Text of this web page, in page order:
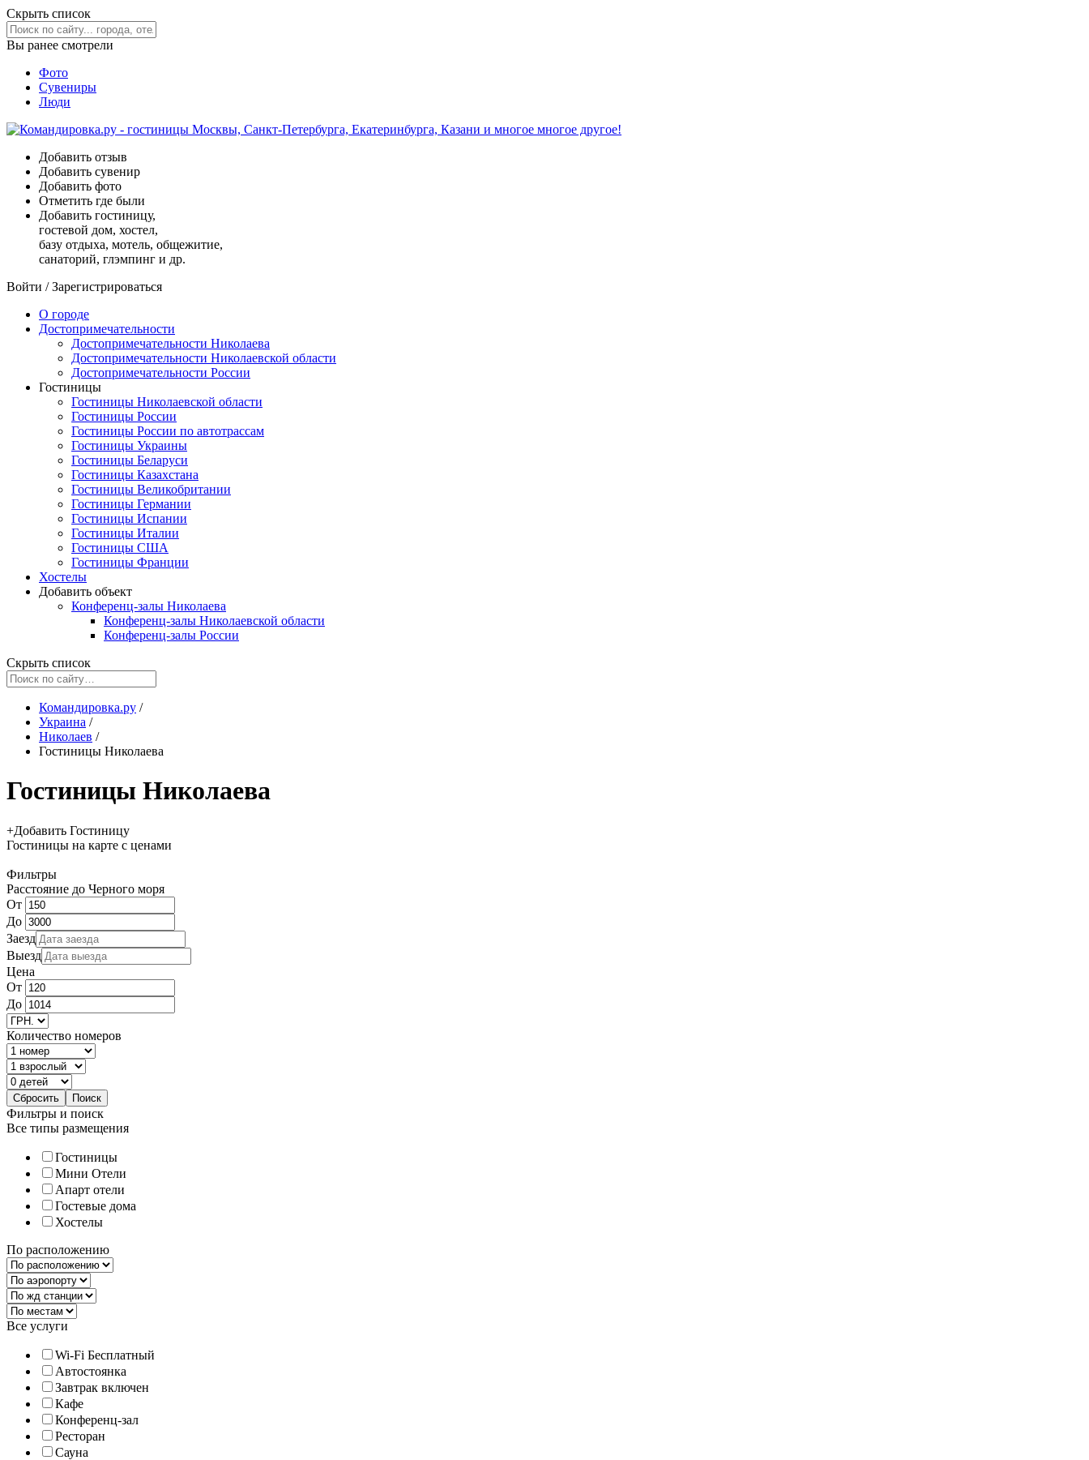
Скрыть список
Вы ранее смотрели
Фото
Сувениры
Люди
Добавить отзыв
Добавить сувенир
Добавить фото
Отметить где были
Добавить гостиницу,
гостевой дом, хостел,
базу отдыха, мотель, общежитие,
санаторий, глэмпинг и др.
Войти /Зарегистрироваться
О городе
Достопримечательности
Достопримечательности Николаева
Достопримечательности Николаевской области
Достопримечательности России
Гостиницы
Гостиницы Николаевской области
Гостиницы России
Гостиницы России по автотрассам
Гостиницы Украины
Гостиницы Беларуси
Гостиницы Казахстана
Гостиницы Великобритании
Гостиницы Германии
Гостиницы Испании
Гостиницы Италии
Гостиницы США
Гостиницы Франции
Хостелы
Добавить объект
Конференц-залы Николаева
Конференц-залы Николаевской области
Конференц-залы России
Скрыть список
Командировка.ру /
Украина /
Николаев /
Гостиницы Николаева
Гостиницы Николаева
+Добавить Гостиницу
Гостиницы на карте с ценами
Фильтры
Расстояние до Черного моря
От
До
Заезд
Выезд
Цена
От
До
Количество номеров
Фильтры и поиск
Все типы размещения
Гостиницы
Мини Отели
Апарт отели
Гостевые дома
Хостелы
По расположению
Все услуги
Wi-Fi Бесплатный
Автостоянка
Завтрак включен
Кафе
Конференц-зал
Ресторан
Сауна